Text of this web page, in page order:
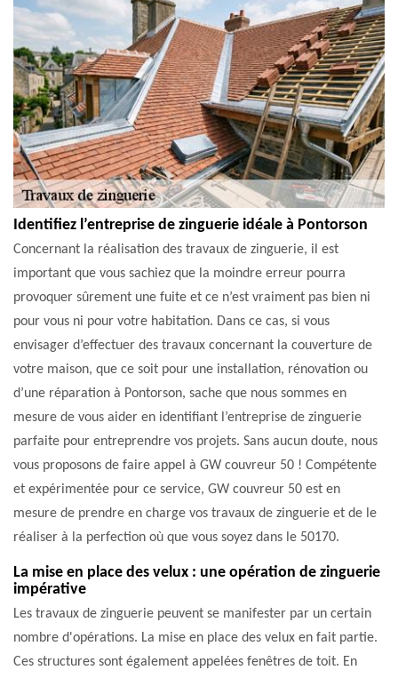
Identifiez l’entreprise de zinguerie idéale à Pontorson
Concernant la réalisation des travaux de zinguerie, il est
important que vous sachiez que la moindre erreur pourra
provoquer sûrement une fuite et ce n’est vraiment pas bien ni
pour vous ni pour votre habitation. Dans ce cas, si vous
envisager d’effectuer des travaux concernant la couverture de
votre maison, que ce soit pour une installation, rénovation ou
d’une réparation à Pontorson, sache que nous sommes en
mesure de vous aider en identifiant l’entreprise de zinguerie
parfaite pour entreprendre vos projets. Sans aucun doute, nous
vous proposons de faire appel à GW couvreur 50 ! Compétente
et expérimentée pour ce service, GW couvreur 50 est en
mesure de prendre en charge vos travaux de zinguerie et de le
réaliser à la perfection où que vous soyez dans le 50170.
La mise en place des velux : une opération de zinguerie
impérative
Les travaux de zinguerie peuvent se manifester par un certain
nombre d'opérations. La mise en place des velux en fait partie.
Ces structures sont également appelées fenêtres de toit. En